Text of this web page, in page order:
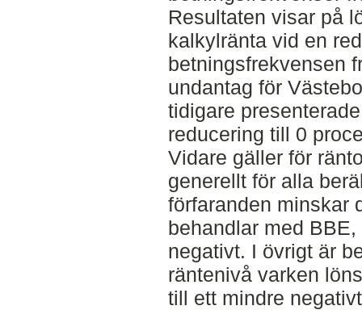
Resultaten visar på
kalkylränta vid en
betningsfrekvensen
undantag för
tidigare
reducering till 0
Vidare gäller för
generellt för alla
förfaranden minskar
behandlar med
negativt. I övrigt är
räntenivå varken
till ett mindre